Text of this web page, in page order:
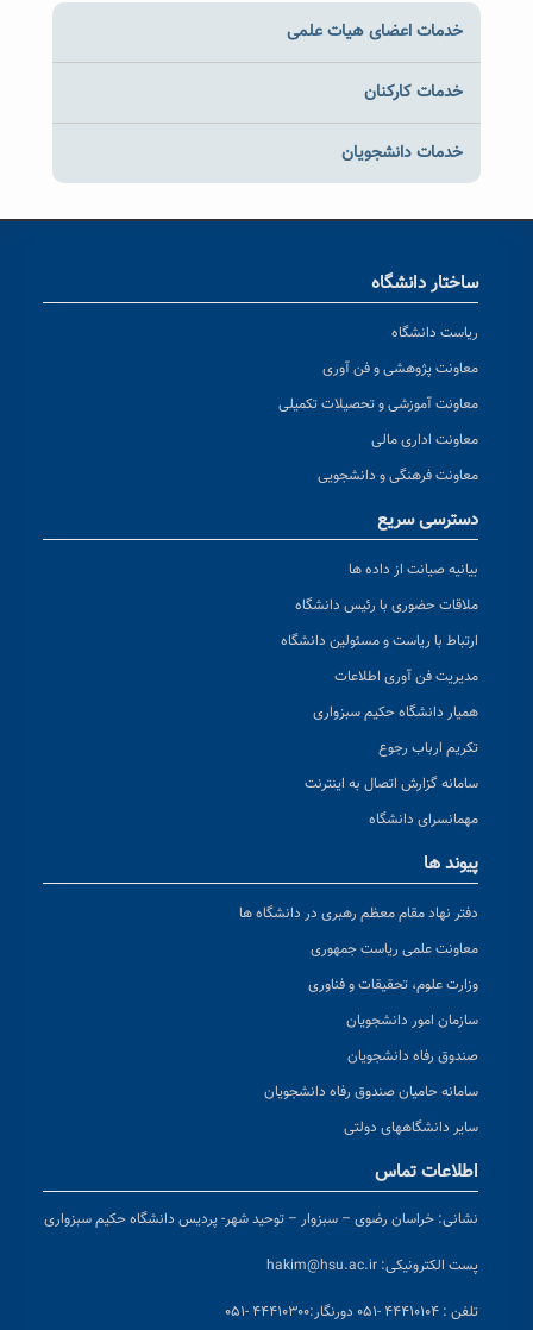
خدمات اعضای هیات علمی
خدمات کارکنان
خدمات دانشجویان
ساختار دانشگاه
ریاست دانشگاه
معاونت پژوهشی و فن آوری
معاونت آموزشی و تحصیلات تکمیلی
معاونت اداری مالی
معاونت فرهنگی و دانشجویی
دسترسی سریع
بیانیه صیانت از داده ها
ملاقات حضوری با رئیس دانشگاه
ارتباط با ریاست و مسئولین دانشگاه
مدیریت فن آوری اطلاعات
همیار دانشگاه حکیم سبزواری
تکریم ارباب رجوع
سامانه گزارش اتصال به اینترنت
مهمانسرای دانشگاه
پیوند ها
دفتر نهاد مقام معظم رهبری در دانشگاه ها
معاونت علمی ریاست جمهوری
وزارت علوم، تحقیقات و فناوری
سازمان امور دانشجویان
صندوق رفاه دانشجویان
سامانه حامیان صندوق رفاه دانشجویان
سایر دانشگاههای دولتی
اطلاعات تماس
نشانی: خراسان رضوی – سبزوار – توحید شهر- پردیس دانشگاه حکیم سبزواری
پست الکترونیکی: hakim@hsu.ac.ir
تلفن : ۴۴۴۱۰۱۰۴ -۰۵۱ دورنگار:۴۴۴۱۰۳۰۰ -۰۵۱